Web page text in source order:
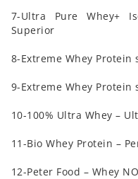
7-Ultra Pure Whey+
Superior
8-Extreme Whey Protein
9-Extreme Whey
10-100% Ultra Whey –
11-Bio Whey Protein –
12-Peter Food – Whey